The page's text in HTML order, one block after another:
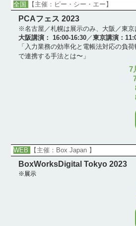
全国 【主催：ピー・シー・エー】
PCAフェス 2023
※名古屋／札幌は展示のみ、大阪／東
大阪講演：
16:00-16:30／東京講演：
「入力業務の効率化と電帳法対応の負
で連携する手法とは〜」
7
WEB 【主催：Box Japan 】
BoxWorksDigital Tokyo 2023
※展示